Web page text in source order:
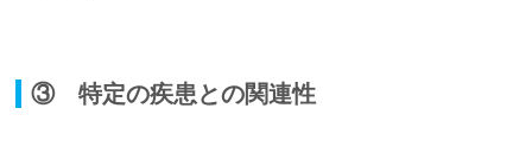
③ 特定の疾患との関連性